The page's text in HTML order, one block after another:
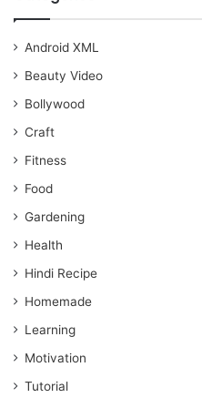
Android XML
Beauty Video
Bollywood
Craft
Fitness
Food
Gardening
Health
Hindi Recipe
Homemade
Learning
Motivation
Tutorial